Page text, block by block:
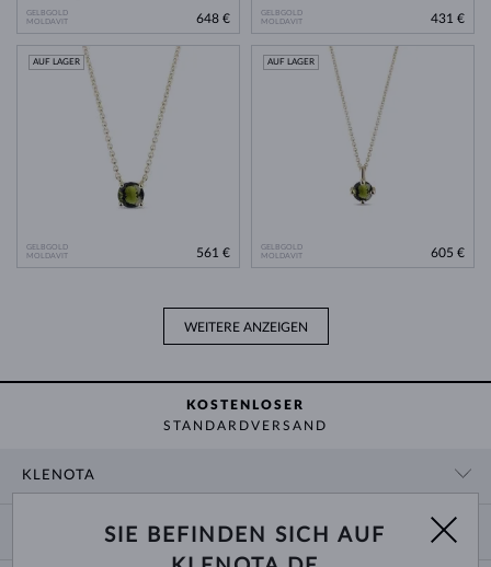
GELBGOLD
MOLDAVIT
648 €
GELBGOLD
MOLDAVIT
431 €
GELBGOLD
MOLDAVIT
AUF LAGER
561 €
GELBGOLD
MOLDAVIT
AUF LAGER
605 €
WEITERE ANZEIGEN
KOSTENLOSER
STANDARDVERSAND
KLENOTA
SIE BEFINDEN SICH AUF